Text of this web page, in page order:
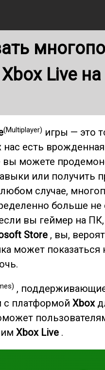
Live
(Multiplayer) игры — это
нас есть
можете
или получить
случае,
больше
вы геймер на ПК,
Store, вы,
может
,
с платформой Xbox
Xbox Live.